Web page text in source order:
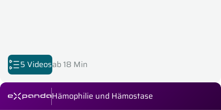
5 Videosab 18 Min
expanda SeminareHämophilie und Hämostase